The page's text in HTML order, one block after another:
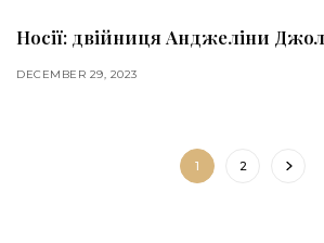
Носії: двійниця Анджеліни
DECEMBER 29, 2023
1 2